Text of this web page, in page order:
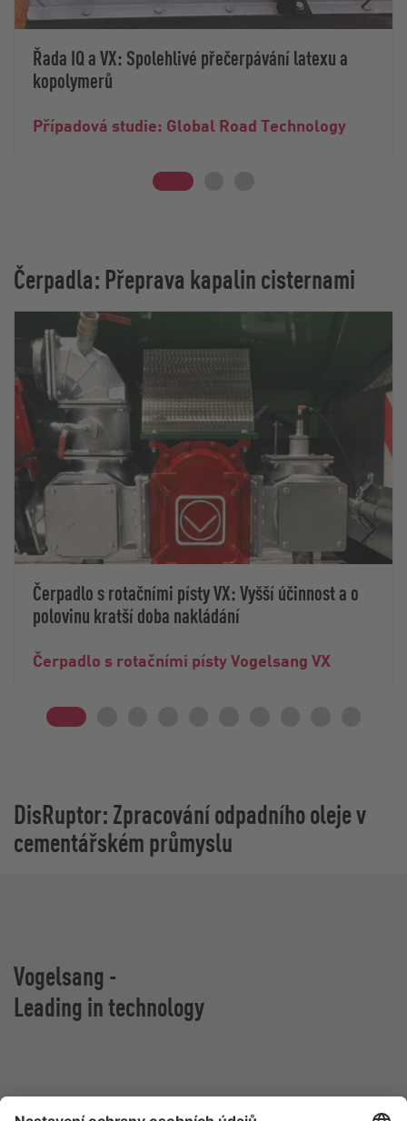
Řada IQ a VX: Spolehlivé přečerpávání latexu a
kopolymerů
Případová studie: Global Road Technology
Čerpadla: Přeprava kapalin cisternami
Čerpadlo s rotačními písty VX: Vyšší účinnost a o
polovinu kratší doba nakládání
Čerpadlo s rotačními písty Vogelsang VX
DisRuptor: Zpracování odpadního oleje v
cementářském průmyslu
Vogelsang -
Leading in technology